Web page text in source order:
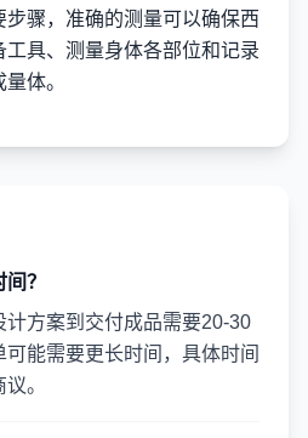
骤，准确的测量可以确保西
具、测量身体各部位和记录
体。
？
方案到交付成品需要20-30
能需要更长时间，具体时间
。